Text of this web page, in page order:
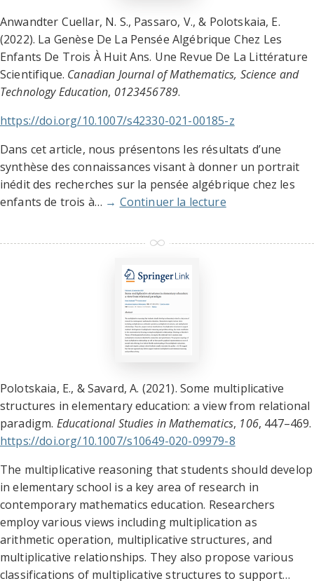
Anwandter Cuellar, N. S., Passaro, V., & Polotskaia, E.
(2022). La Genèse De La Pensée Algébrique Chez Les
Enfants De Trois À Huit Ans. Une Revue De La Littérature
Scientifique. Canadian Journal of Mathematics, Science and
Technology Education, 0123456789.
https://doi.org/10.1007/s42330-021-00185-z
Dans cet article, nous présentons les résultats d’une
synthèse des connaissances visant à donner un portrait
inédit des recherches sur la pensée algébrique chez les
enfants de trois à… → Continuer la lecture
Polotskaia, E., & Savard, A. (2021). Some multiplicative
structures in elementary education: a view from relational
paradigm. Educational Studies in Mathematics, 106, 447–469.
https://doi.org/10.1007/s10649-020-09979-8
The multiplicative reasoning that students should develop
in elementary school is a key area of research in
contemporary mathematics education. Researchers
employ various views including multiplication as
arithmetic operation, multiplicative structures, and
multiplicative relationships. They also propose various
classifications of multiplicative structures to support…